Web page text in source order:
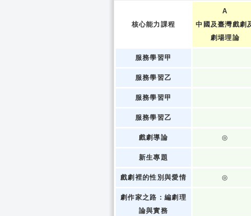
核心能力課程
A
中國及臺灣戲劇
劇場理論
服務學習甲
服務學習乙
服務學習甲
服務學習乙
戲劇導論 ◎
新生專題
戲劇裡的性別與愛情 ◎
劇作家之路：編劇理
論與實務